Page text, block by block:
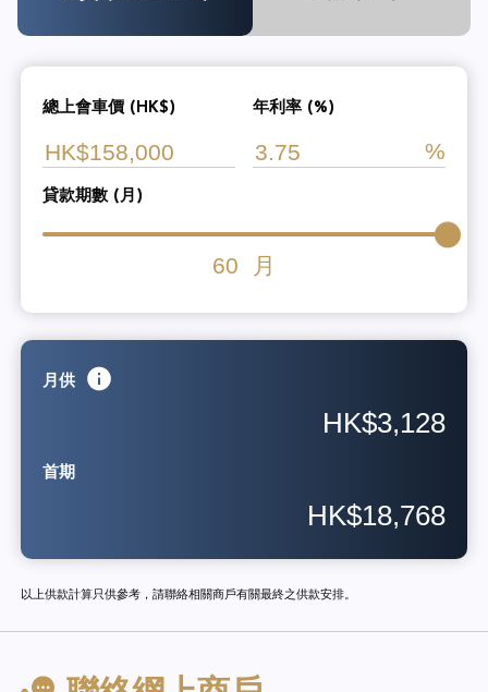
總上會車價 (HK$) 年利率 (%)
貸款期數 (月)
60 月
月供
HK$3,128
首期
HK$18,768
以上供款計算只供參考，請聯絡相關商戶有關最終之供款安排。